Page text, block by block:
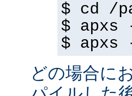
$ cd /
$ apxs
$ apxs
どの場合に